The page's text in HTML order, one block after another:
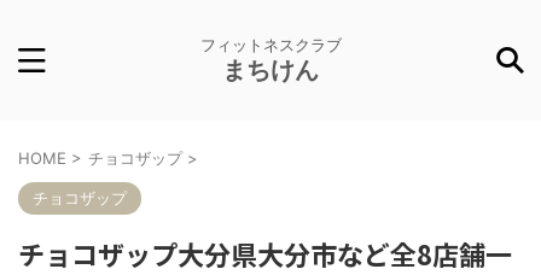
フィットネスクラブ
まちけん
HOME > チョコザップ >
チョコザップ
チョコザップ大分県大分市など全8店舗一